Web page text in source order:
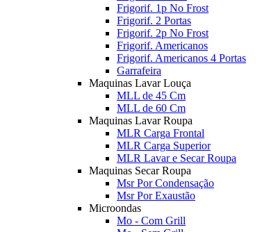
Frigorif. 1p No Frost
Frigorif. 2 Portas
Frigorif. 2p No Frost
Frigorif. Americanos
Frigorif. Americanos 4 Portas
Garrafeira
Maquinas Lavar Louça
MLL de 45 Cm
MLL de 60 Cm
Maquinas Lavar Roupa
MLR Carga Frontal
MLR Carga Superior
MLR Lavar e Secar Roupa
Maquinas Secar Roupa
Msr Por Condensação
Msr Por Exaustão
Microondas
Mo - Com Grill